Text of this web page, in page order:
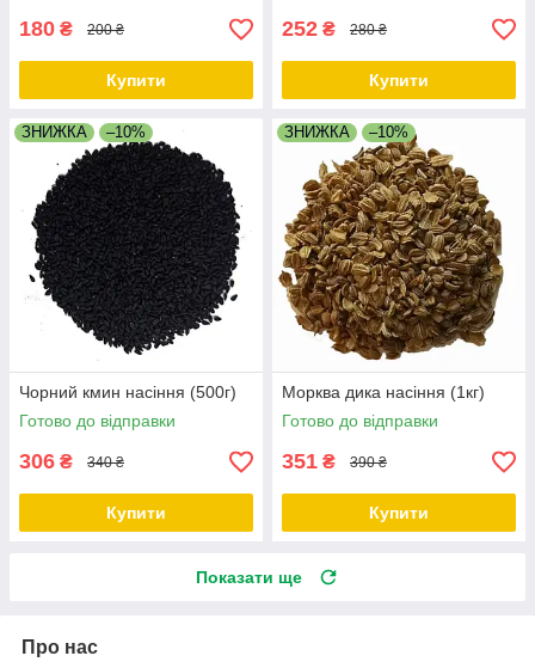
180 ₴ 200 ₴
Купити
252 ₴ 280 ₴
Купити
ЗНИЖКА –10%
Чорний кмин насіння (500г)
Готово до відправки
306 ₴ 340 ₴
Купити
ЗНИЖКА –10%
Морква дика насіння (1кг)
Готово до відправки
351 ₴ 390 ₴
Купити
Показати ще
Про нас